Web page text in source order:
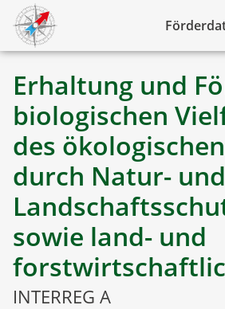
Erhaltung und
biologischen
des
durch Natur- und
sowie land- und
INTERREG A